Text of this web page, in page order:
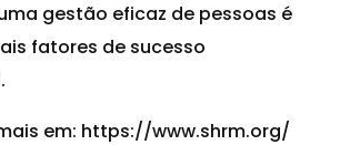
gestão eficaz de pessoas é
fatores de sucesso
em: https://www.shrm.org/